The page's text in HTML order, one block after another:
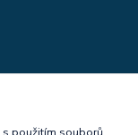
s použitím souborů